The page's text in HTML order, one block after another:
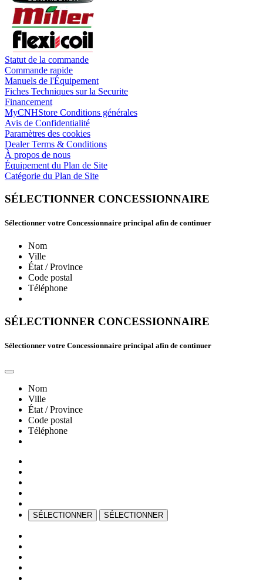
Statut de la commande
Commande rapide
Manuels de l'Équipement
Fiches Techniques sur la Securite
Financement
MyCNHStore Conditions générales
Avis de Confidentialité
Paramètres des cookies
Dealer Terms & Conditions
À propos de nous
Équipement du Plan de Site
Catégorie du Plan de Site
SÉLECTIONNER CONCESSIONNAIRE
Sélectionner votre Concessionnaire principal afin de continuer
Nom
Ville
État / Province
Code postal
Téléphone
SÉLECTIONNER CONCESSIONNAIRE
Sélectionner votre Concessionnaire principal afin de continuer
Nom
Ville
État / Province
Code postal
Téléphone
SÉLECTIONNER SÉLECTIONNER